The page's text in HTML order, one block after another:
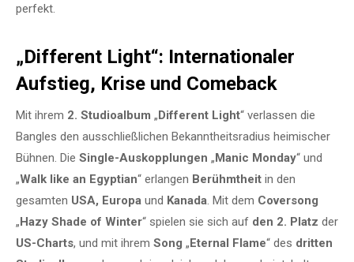
perfekt.
„Different Light“: Internationaler
Aufstieg, Krise und Comeback
Mit ihrem 2. Studioalbum „Different Light“ verlassen die
Bangles den ausschließlichen Bekanntheitsradius heimischer
Bühnen. Die Single-Auskopplungen „Manic Monday“ und
„Walk like an Egyptian“ erlangen Berühmtheit in den
gesamten USA, Europa und Kanada. Mit dem Coversong
„Hazy Shade of Winter“ spielen sie sich auf den 2. Platz der
US-Charts, und mit ihrem Song „Eternal Flame“ des dritten